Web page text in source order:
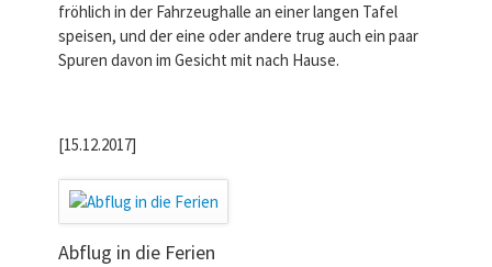
fröhlich in der Fahrzeughalle an einer langen Tafel
speisen, und der eine oder andere trug auch ein paar
Spuren davon im Gesicht mit nach Hause.
[15.12.2017]
Abflug in die Ferien